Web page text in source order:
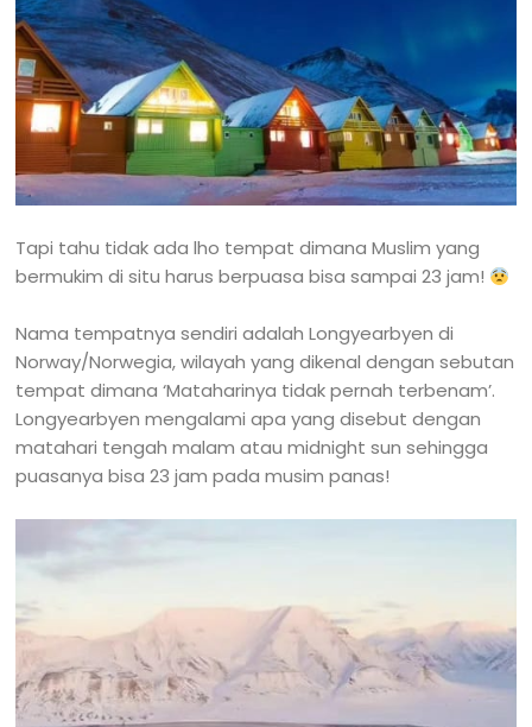
Tapi tahu tidak ada lho tempat dimana Muslim yang
bermukim di situ harus berpuasa bisa sampai 23 jam!
Nama tempatnya sendiri adalah Longyearbyen di
Norway/Norwegia, wilayah yang dikenal dengan sebutan
tempat dimana ‘Mataharinya tidak pernah terbenam’.
Longyearbyen mengalami apa yang disebut dengan
matahari tengah malam atau midnight sun sehingga
puasanya bisa 23 jam pada musim panas!